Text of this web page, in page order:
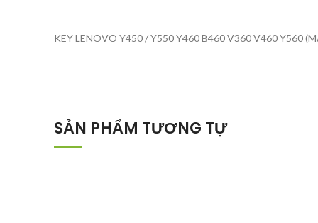
KEY LENOVO Y450 / Y550 Y460 B460 V360 V460 Y560
SẢN PHẨM TƯƠNG TỰ